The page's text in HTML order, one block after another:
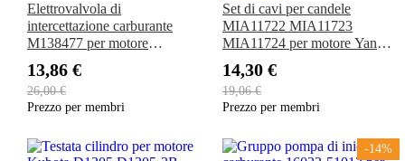
Elettrovalvola di
intercettazione carburante
M138477 per motore
FH531V e trattore John Deere
325 345 777 X475 X520
X540 X700 GX325 LX277
13,86 €
26,00 €
Prezzo per membri
Set di cavi per candele
MIA11722 MIA11723
MIA11724 per motore Yanmar
Utility Vehicle UV72
XUV825i XUV825M
XUV835E XUV835R
14,30 €
19,06 €
Prezzo per membri
-14%